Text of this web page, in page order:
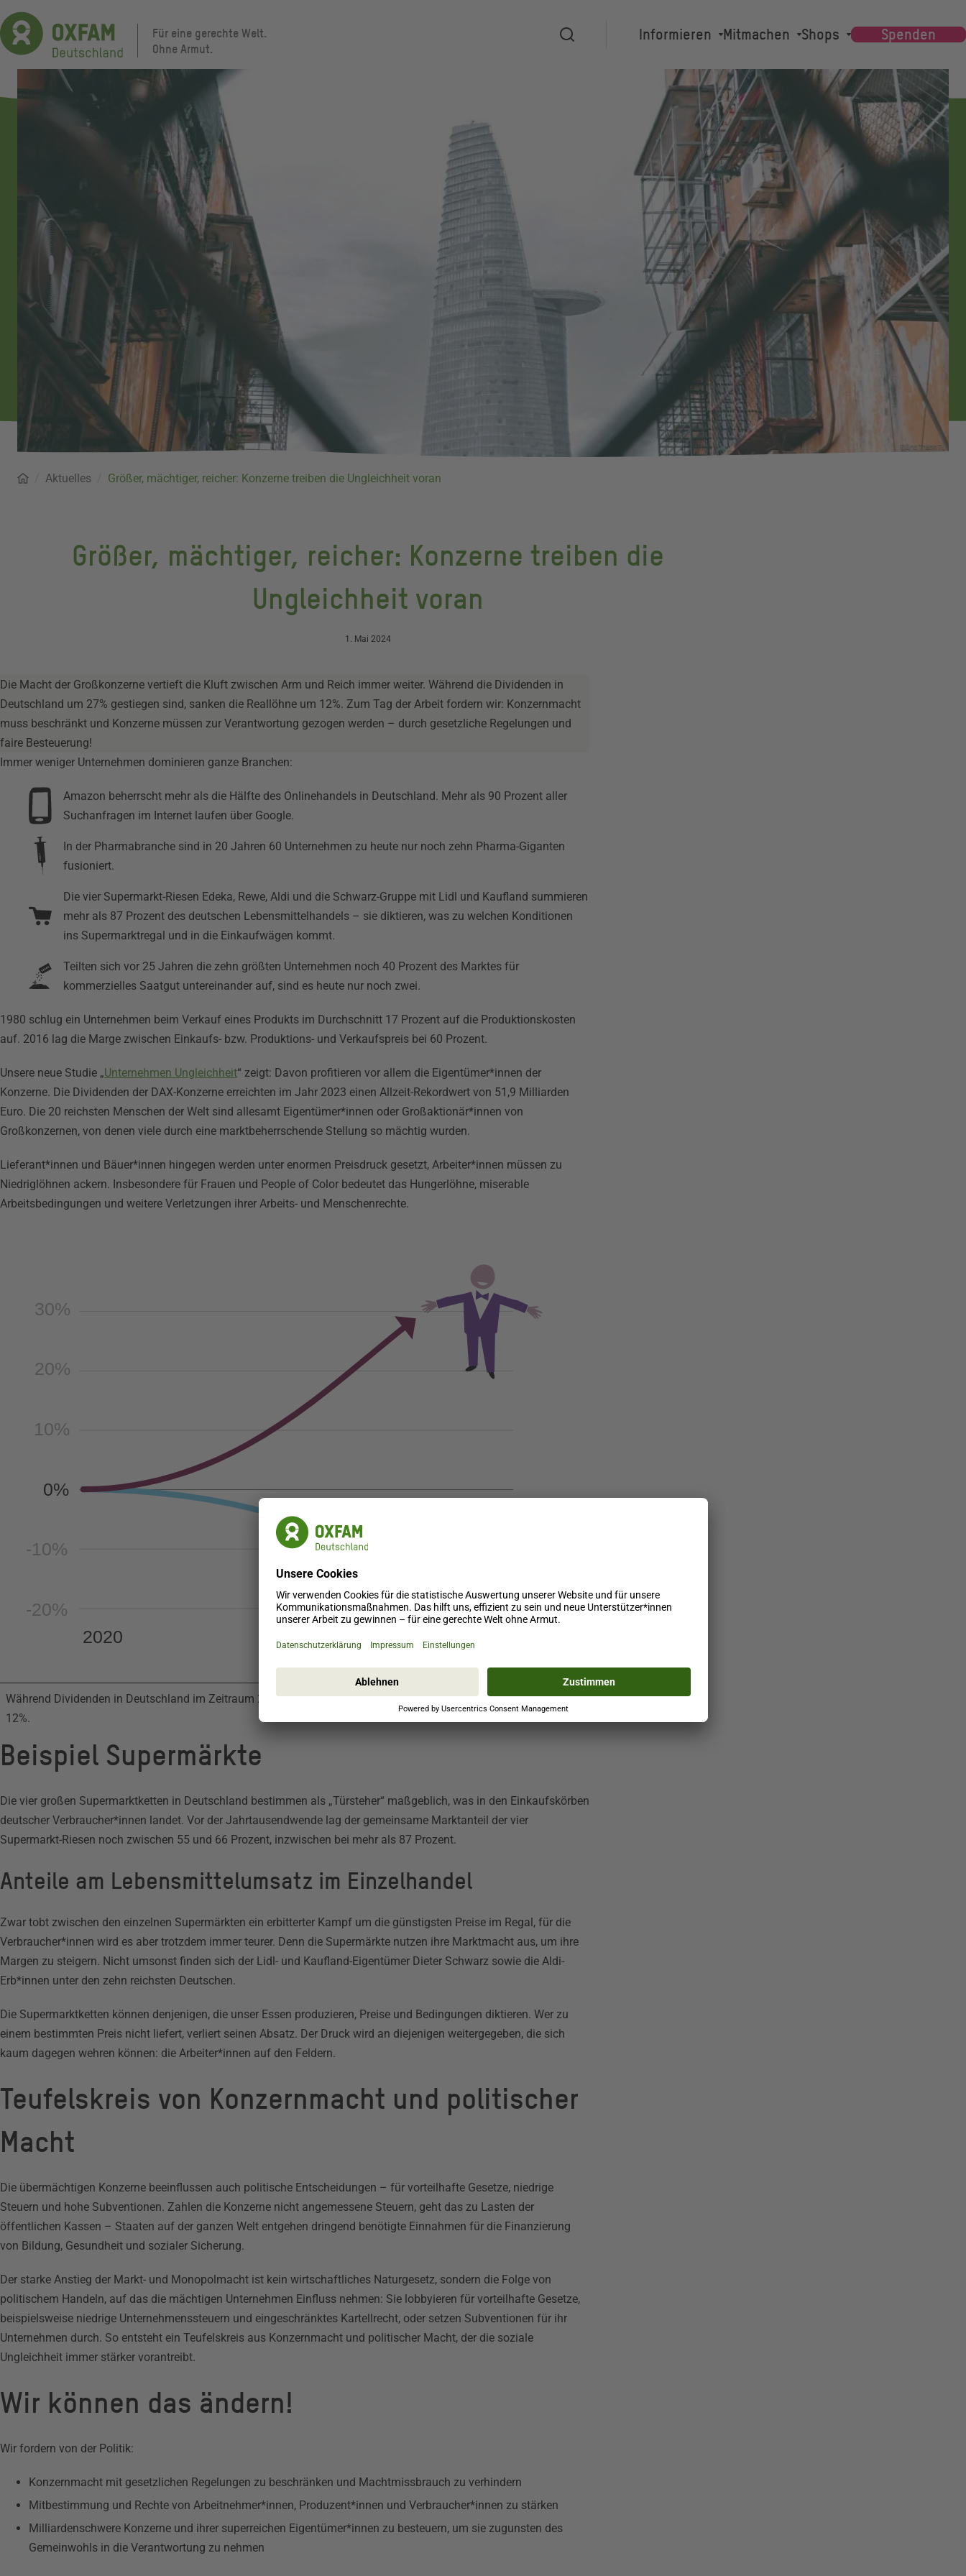
Direkt
zum
Inhalt
Für eine gerechte Welt.
Ohne Armut.
Suche
Main
navigation
Informieren Mitmachen Shops Spenden
Đặng Thanh Tú
Pfadnavigation
Startseite
Aktuelles Größer, mächtiger, reicher: Konzerne treiben die Ungleichheit voran
Größer, mächtiger, reicher: Konzerne treiben die
Ungleichheit voran
1. Mai 2024
Die Macht der Großkonzerne vertieft die Kluft zwischen Arm und Reich immer weiter. Während die Dividenden in
Deutschland um 27% gestiegen sind, sanken die Reallöhne um 12%. Zum Tag der Arbeit fordern wir: Konzernmacht
muss beschränkt und Konzerne müssen zur Verantwortung gezogen werden – durch gesetzliche Regelungen und
faire Besteuerung!
Immer weniger Unternehmen dominieren ganze Branchen:
Amazon beherrscht mehr als die Hälfte des Onlinehandels in Deutschland. Mehr als 90 Prozent aller
Suchanfragen im Internet laufen über Google.
In der Pharmabranche sind in 20 Jahren 60 Unternehmen zu heute nur noch zehn Pharma-Giganten
fusioniert.
Die vier Supermarkt-Riesen Edeka, Rewe, Aldi und die Schwarz-Gruppe mit Lidl und Kaufland summieren
mehr als 87 Prozent des deutschen Lebensmittelhandels – sie diktieren, was zu welchen Konditionen
ins Supermarktregal und in die Einkaufwägen kommt.
Teilten sich vor 25 Jahren die zehn größten Unternehmen noch 40 Prozent des Marktes für
kommerzielles Saatgut untereinander auf, sind es heute nur noch zwei.
1980 schlug ein Unternehmen beim Verkauf eines Produkts im Durchschnitt 17 Prozent auf die Produktionskosten
auf. 2016 lag die Marge zwischen Einkaufs- bzw. Produktions- und Verkaufspreis bei 60 Prozent.
Unsere neue Studie „Unternehmen Ungleichheit“ zeigt: Davon profitieren vor allem die Eigentümer*innen der
Konzerne. Die Dividenden der DAX-Konzerne erreichten im Jahr 2023 einen Allzeit-Rekordwert von 51,9 Milliarden
Euro. Die 20 reichsten Menschen der Welt sind allesamt Eigentümer*innen oder Großaktionär*innen von
Großkonzernen, von denen viele durch eine marktbeherrschende Stellung so mächtig wurden.
Lieferant*innen und Bäuer*innen hingegen werden unter enormen Preisdruck gesetzt, Arbeiter*innen müssen zu
Niedriglöhnen ackern. Insbesondere für Frauen und People of Color bedeutet das Hungerlöhne, miserable
Arbeitsbedingungen und weitere Verletzungen ihrer Arbeits- und Menschenrechte.
2020 2023
30%
20%
10%
0%
-10%
-20%
Während Dividenden in Deutschland im Zeitraum 2020-23 real um 27% gestiegen sind, sanken die Reallöhne um
12%.
Beispiel Supermärkte
Die vier großen Supermarktketten in Deutschland bestimmen als „Türsteher“ maßgeblich, was in den Einkaufskörben
deutscher Verbraucher*innen landet. Vor der Jahrtausendwende lag der gemeinsame Marktanteil der vier
Supermarkt-Riesen noch zwischen 55 und 66 Prozent, inzwischen bei mehr als 87 Prozent.
Anteile am Lebensmittelumsatz im Einzelhandel
Zwar tobt zwischen den einzelnen Supermärkten ein erbitterter Kampf um die günstigsten Preise im Regal, für die
Verbraucher*innen wird es aber trotzdem immer teurer. Denn die Supermärkte nutzen ihre Marktmacht aus, um ihre
Margen zu steigern. Nicht umsonst finden sich der Lidl- und Kaufland-Eigentümer Dieter Schwarz sowie die Aldi-
Erb*innen unter den zehn reichsten Deutschen.
Die Supermarktketten können denjenigen, die unser Essen produzieren, Preise und Bedingungen diktieren. Wer zu
einem bestimmten Preis nicht liefert, verliert seinen Absatz. Der Druck wird an diejenigen weitergegeben, die sich
kaum dagegen wehren können: die Arbeiter*innen auf den Feldern.
Teufelskreis von Konzernmacht und politischer
Macht
Die übermächtigen Konzerne beeinflussen auch politische Entscheidungen – für vorteilhafte Gesetze, niedrige
Steuern und hohe Subventionen. Zahlen die Konzerne nicht angemessene Steuern, geht das zu Lasten der
öffentlichen Kassen – Staaten auf der ganzen Welt entgehen dringend benötigte Einnahmen für die Finanzierung
von Bildung, Gesundheit und sozialer Sicherung.
Der starke Anstieg der Markt- und Monopolmacht ist kein wirtschaftliches Naturgesetz, sondern die Folge von
politischem Handeln, auf das die mächtigen Unternehmen Einfluss nehmen: Sie lobbyieren für vorteilhafte Gesetze,
beispielsweise niedrige Unternehmenssteuern und eingeschränktes Kartellrecht, oder setzen Subventionen für ihr
Unternehmen durch. So entsteht ein Teufelskreis aus Konzernmacht und politischer Macht, der die soziale
Ungleichheit immer stärker vorantreibt.
Wir können das ändern!
Wir fordern von der Politik:
Konzernmacht mit gesetzlichen Regelungen zu beschränken und Machtmissbrauch zu verhindern
Mitbestimmung und Rechte von Arbeitnehmer*innen, Produzent*innen und Verbraucher*innen zu stärken
Milliardenschwere Konzerne und ihrer superreichen Eigentümer*innen zu besteuern, um sie zugunsten des
Gemeinwohls in die Verantwortung zu nehmen